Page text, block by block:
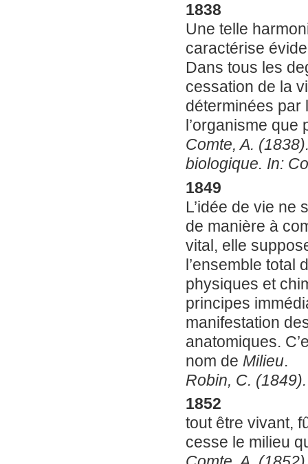
1838
Une telle
caractérise
Dans tous les
cessation de la
déterminées par
l’organisme
Comte, A.
biologique. In:
1849
L’idée de vie ne
de manière à
vital, elle
l’ensemble
physiques et
principes
manifestation
anatomiques.
nom de Milieu.
Robin, C.
1852
tout être vivant,
cesse le milieu